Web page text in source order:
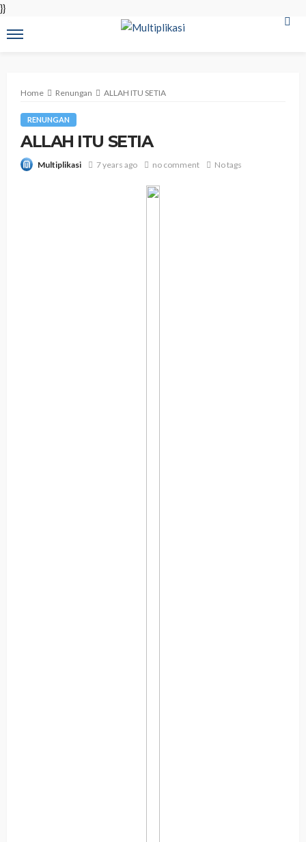
}}
Home Renungan ALLAH ITU SETIA
RENUNGAN
ALLAH ITU SETIA
Multiplikasi 7 years ago no comment No tags